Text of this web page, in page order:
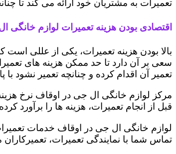
تعمیرات به مشتریان خود ارائه می کند تا
اقتصادی بودن هزینه تعمیرات لوازم خانگی
بالا بودن هزینه تعمیرات، یکی از عللی
سعی بر آن دارد تا حد ممکن هزینه های
تعمیر آن اقدام کرده و چنانچه تعمیر نشود
مرکز لوازم خانگی ال جی در اوقاف نرخ
قبل از انجام تعمیرات، هزینه ها را
لوازم خانگی ال جی در اوقاف خدمات
تماس شما با نمایندگی تعمیرات،